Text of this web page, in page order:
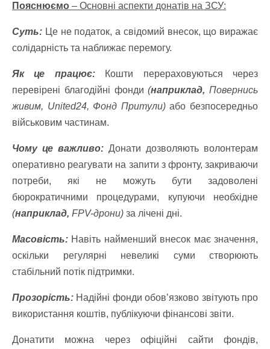
Пояснюємо – Основні аспекти донатів на ЗСУ:
Суть: Це не податок, а свідомий внесок, що виражає
солідарність та наближає перемогу.
Як це працює:Кошти перераховуються через
перевірені благодійні фонди(наприклад, Повернись
живим, United24, Фонд Притули)або безпосередньо
військовим частинам.
Чому це важливо: Донати дозволяють волонтерам
оперативно реагувати на запити з фронту, закриваючи
потреби, які не можуть бути задоволені
бюрократичними процедурами, купуючи необхідне
(наприклад, FPV-дрони) за лічені дні.
Масовість: Навіть найменший внесок має значення,
оскільки регулярні невеликі суми створюють
стабільний потік підтримки.
Прозорість: Надійні фонди обов’язково звітують про
використання коштів, публікуючи фінансові звіти.
Донатити можна через офіційні сайти фондів,